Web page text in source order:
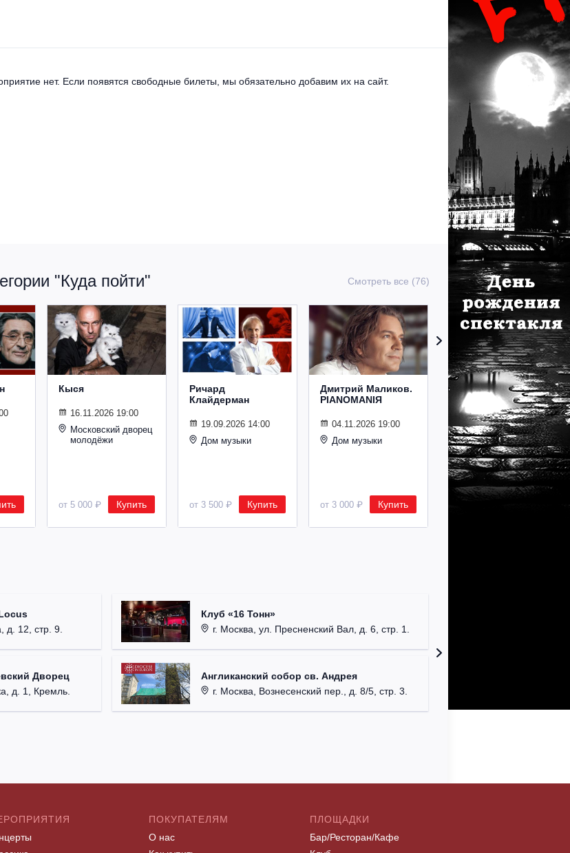
нет. Если появятся свободные билеты, мы обязательно добавим их на сайт.
"Куда пойти" Смотреть все (76)
Кыся
16.11.2026 19:00
Московский дворец
молодёжи
от 5 000 ₽ Купить
Ричард
Клайдерман
19.09.2026 14:00
Дом музыки
от 3 500 ₽ Купить
Дмитрий Маликов.
PIANOMANIЯ
04.11.2026 19:00
Дом музыки
от 3 000 ₽ Купить
Рождественский
концерт
Владимира
Спивакова
24.12.2026 19:00
Дом музыки
д. 12, стр. 9.
Дворец
д. 1, Кремль.
Клуб «16 Тонн»
г. Москва, ул. Пресненский Вал, д. 6, стр. 1.
Англиканский собор св. Андрея
г. Москва, Вознесенский пер., д. 8/5, стр. 3.
ПОКУПАТЕЛЯМ
О нас
ПЛОЩАДКИ
Бар/Ресторан/Кафе